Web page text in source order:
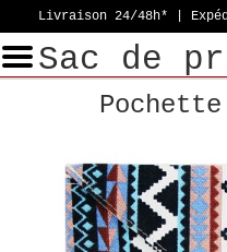
Sac de
Livraison 24/48h* |